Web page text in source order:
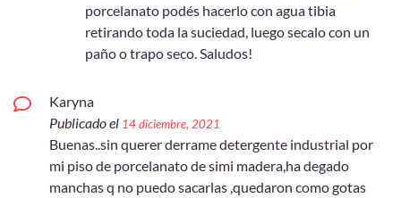
porcelanato podés hacerlo con agua tibia
retirando toda la suciedad, luego secalo con un
paño o trapo seco. Saludos!
Karyna
Publicado el 14 diciembre, 2021
Buenas..sin querer derrame detergente industrial por
mi piso de porcelanato de simi madera,ha degado
manchas q no puedo sacarlas ,quedaron como gotas